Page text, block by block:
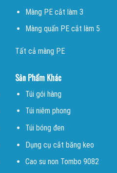
Màng PE cắt làm 3
Màng quấn PE cắt làm 5
Tất cả màng PE
Sản Phẩm Khác
Túi gói hàng
Túi niêm phong
Túi bóng đen
Dụng cụ cắt băng keo
Cao su non Tombo 9082